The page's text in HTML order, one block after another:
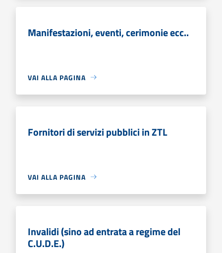
Manifestazioni, eventi, cerimonie ecc..
VAI ALLA PAGINA
Fornitori di servizi pubblici in ZTL
VAI ALLA PAGINA
Invalidi (sino ad entrata a regime del
C.U.D.E.)